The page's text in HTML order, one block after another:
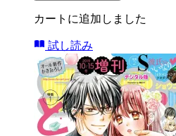
カートに追加しました
試し読み